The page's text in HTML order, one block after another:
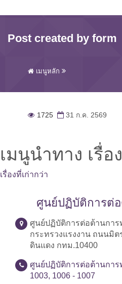
Post created by form
เมนูหลัก
1725 31 ก.ค. 2569
เมนูนำทาง เรื่อง
เรื่องที่เก่ากว่า
ศูนย์ปฏิบัติการต่
ศูนย์ปฏิบัติการต่อต้านกา
กระทรวงแรงงาน ถนนมิต
ดินแดง กทม.10400
ศูนย์ปฏิบัติการต่อต้านการ
1003, 1006 - 1007